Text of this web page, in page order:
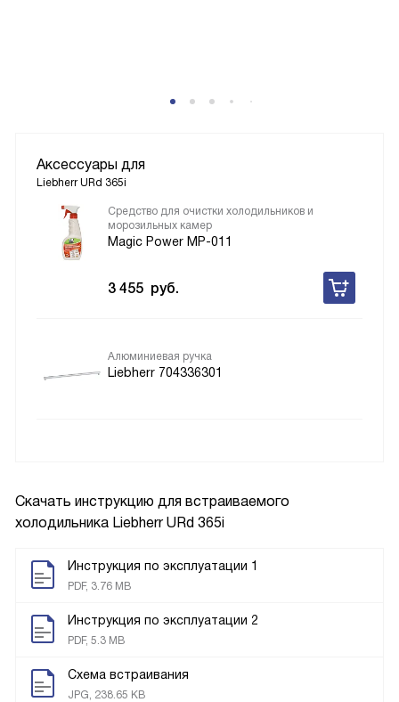
Скачать инструкцию для встраиваемого
холодильника Liebherr URd 365i
Инструкция по эксплуатации 1
PDF, 3.76 MB
Инструкция по эксплуатации 2
PDF, 5.3 MB
Схема встраивания
JPG, 238.65 KB
Аксессуары для
Liebherr URd 365i
Средство для очистки холодильников и
морозильных камер
Magic Power MP-011
3 455 руб.
Алюминиевая ручка
Liebherr 704336301